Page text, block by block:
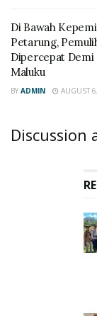
Di Bawah
Petarung,
Dipercepat Demi
Maluku
BY ADMIN AUGUST
Discussion